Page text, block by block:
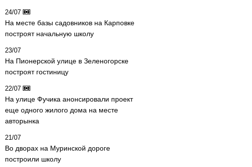
24/07
На месте базы садовников на Карповке
построят начальную школу
23/07
На Пионерской улице в Зеленогорске
построят гостиницу
22/07
На улице Фучика анонсировали проект
еще одного жилого дома на месте
авторынка
21/07
Во дворах на Муринской дороге
построили школу